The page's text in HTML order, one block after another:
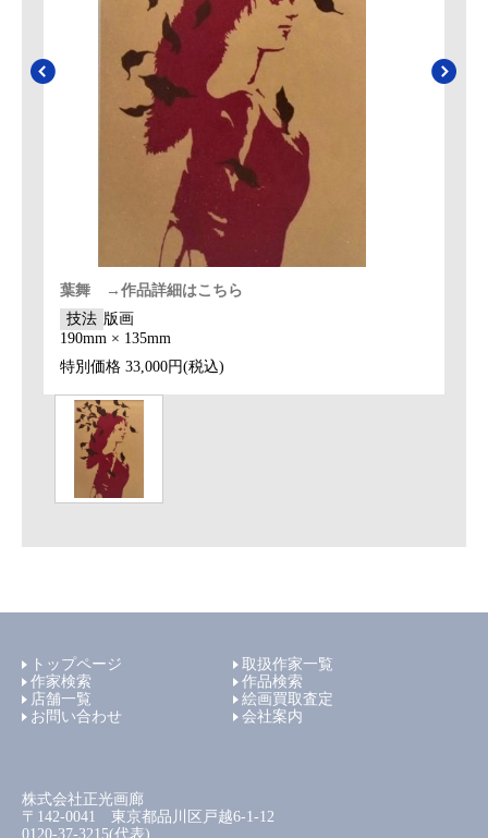
葉舞 →作品詳細はこちら
技法 版画
190mm × 135mm
特別価格 33,000円(税込)
トップページ
取扱作家一覧
作家検索
作品検索
店舗一覧
絵画買取査定
お問い合わせ
会社案内
株式会社正光画廊
〒142-0041 東京都品川区戸越6-1-12
0120-37-3215(代表)